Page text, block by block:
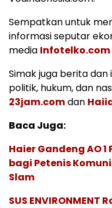
Sempatkan untuk
informasi seputar
media Infotelko.com
Simak juga berita
politik, hukum, dan
23jam.comdan
Baca Juga:
Haier Gandeng AO
bagi Petenis
Slam
SUS ENVIRONMENT